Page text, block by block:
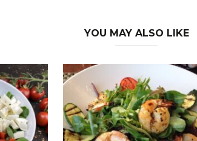
YOU MAY ALSO LIKE